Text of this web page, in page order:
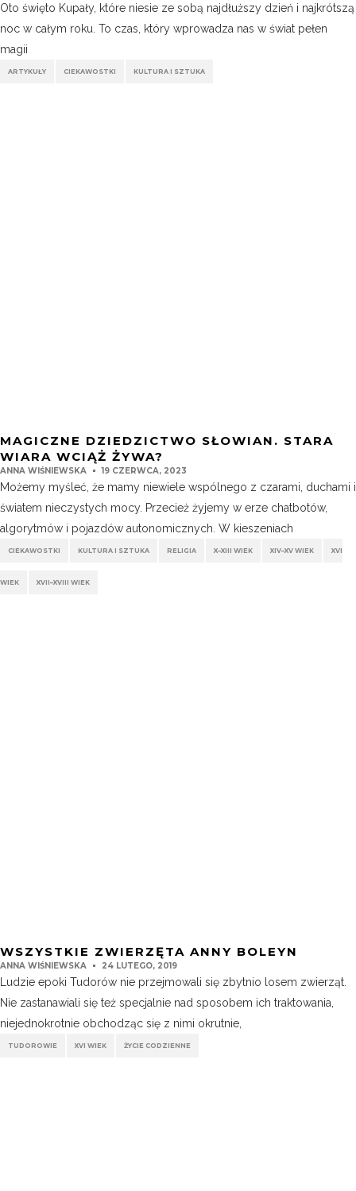
Oto święto Kupały, które niesie ze sobą najdłuższy dzień i najkrótszą
noc w całym roku. To czas, który wprowadza nas w świat pełen
magii
ARTYKUŁY CIEKAWOSTKI KULTURA I SZTUKA
MAGICZNE DZIEDZICTWO SŁOWIAN. STARA
WIARA WCIĄŻ ŻYWA?
ANNA WIŚNIEWSKA 19 CZERWCA, 2023
Możemy myśleć, że mamy niewiele wspólnego z czarami, duchami i
światem nieczystych mocy. Przecież żyjemy w erze chatbotów,
algorytmów i pojazdów autonomicznych. W kieszeniach
CIEKAWOSTKI KULTURA I SZTUKA RELIGIA X–XIII WIEK XIV–XV WIEK XVI
WIEK XVII–XVIII WIEK
WSZYSTKIE ZWIERZĘTA ANNY BOLEYN
ANNA WIŚNIEWSKA 24 LUTEGO, 2019
Ludzie epoki Tudorów nie przejmowali się zbytnio losem zwierząt.
Nie zastanawiali się też specjalnie nad sposobem ich traktowania,
niejednokrotnie obchodząc się z nimi okrutnie,
TUDOROWIE XVI WIEK ŻYCIE CODZIENNE